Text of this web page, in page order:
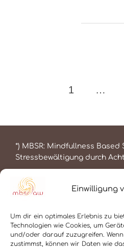
Einwilligung
Um dir ein optimales Erlebnis zu
Technologien wie Cookies, um
und/oder darauf zuzugreifen.
zustimmst, können wir Daten wie
Beiträge
1 …
*) MBSR: Mindfullness Based
Stressbewältigung durch
Kalender